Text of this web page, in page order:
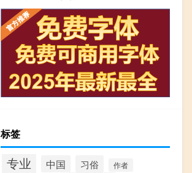
标签
专业 中国 习俗 作者